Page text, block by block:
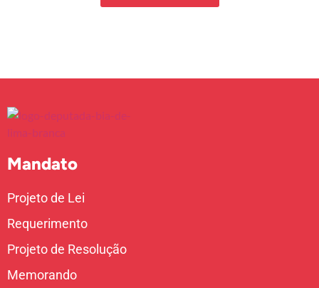
Mandato
Projeto de Lei
Requerimento
Projeto de Resolução
Memorando